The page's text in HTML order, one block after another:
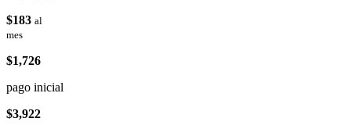
$183 al
mes
$1,726
pago inicial
$3,922